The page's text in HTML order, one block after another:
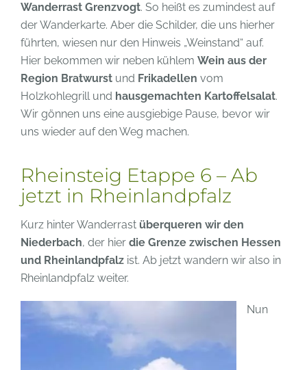
Wanderrast Grenzvogt. So heißt es zumindest auf
der Wanderkarte. Aber die Schilder, die uns hierher
führten, wiesen nur den Hinweis „Weinstand“ auf.
Hier bekommen wir neben kühlem Wein aus der
Region Bratwurst und Frikadellen vom
Holzkohlegrill und hausgemachten Kartoffelsalat.
Wir gönnen uns eine ausgiebige Pause, bevor wir
uns wieder auf den Weg machen.
Rheinsteig Etappe 6 – Ab
jetzt in Rheinlandpfalz
Kurz hinter Wanderrast überqueren wir den
Niederbach, der hier die Grenze zwischen Hessen
und Rheinlandpfalz ist. Ab jetzt wandern wir also in
Rheinlandpfalz weiter.
Nun